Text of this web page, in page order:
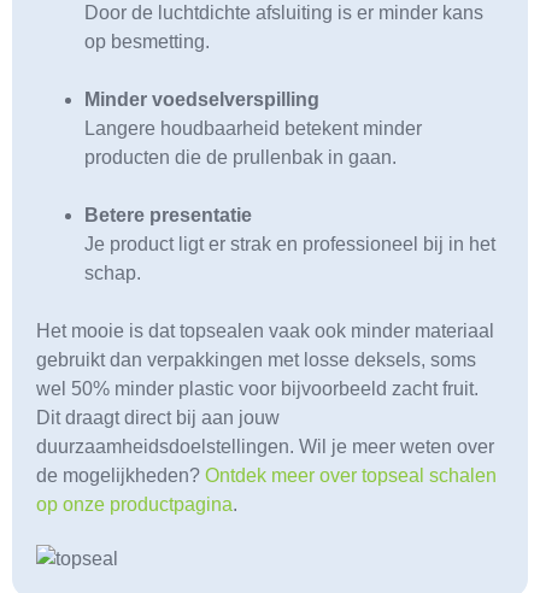
Door de luchtdichte afsluiting is er minder kans
op besmetting.
Minder voedselverspilling
Langere houdbaarheid betekent minder
producten die de prullenbak in gaan.
Betere presentatie
Je product ligt er strak en professioneel bij in het
schap.
Het mooie is dat topsealen vaak ook minder materiaal
gebruikt dan verpakkingen met losse deksels, soms
wel 50% minder plastic voor bijvoorbeeld zacht fruit.
Dit draagt direct bij aan jouw
duurzaamheidsdoelstellingen. Wil je meer weten over
de mogelijkheden? Ontdek meer over topseal schalen
op onze productpagina.